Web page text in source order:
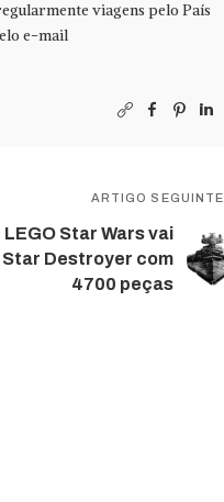
viagens pelo País
e-mail
ARTIGO SEGUINTE
Star Wars vai
Star Destroyer com
4700 peças